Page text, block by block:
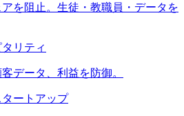
を阻止。生徒・教職員・データを
リティ
データ、利益を防御。
ートアップ